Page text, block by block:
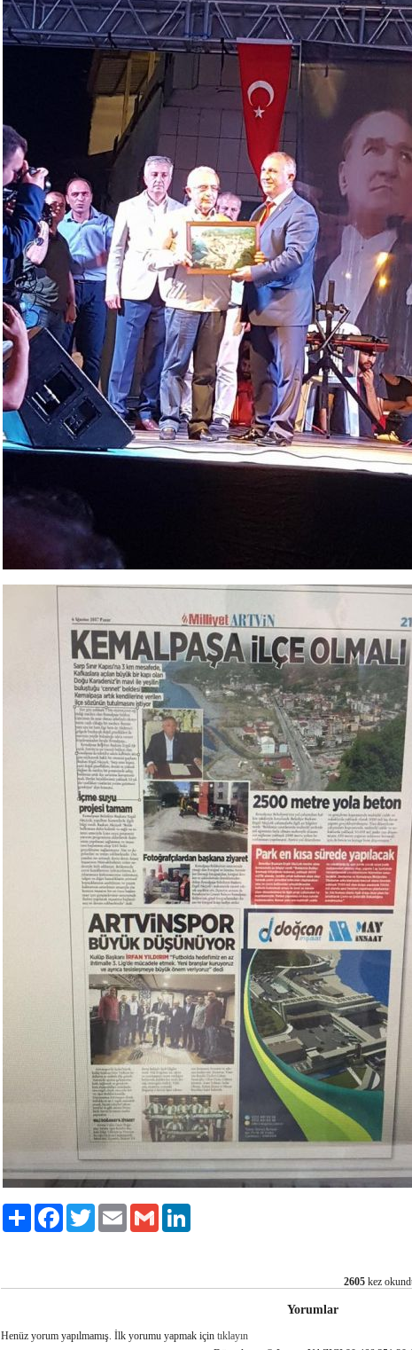
Paylaş FacebookTwitter Email Gmail
2605kez
Yorumlar
Henüz yorum yapılmamış. İlk yorumu yapmak için tıklayın